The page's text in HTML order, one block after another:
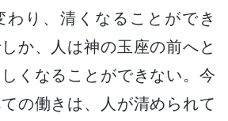
わり、清くなることができ
か、人は神の玉座の前へと
くなることができない。今
の働きは、人が清められて